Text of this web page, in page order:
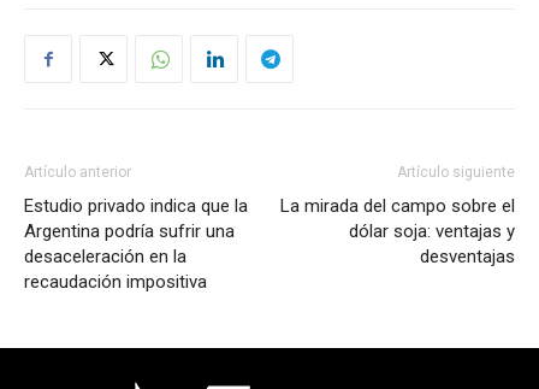
Artículo anterior
Estudio privado indica que la
Argentina podría sufrir una
desaceleración en la
recaudación impositiva
Artículo siguiente
La mirada del campo sobre el
dólar soja: ventajas y
desventajas